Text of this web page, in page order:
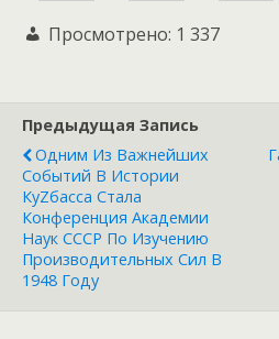
Просмотрено: 1 337
Предыдущая Запись
Одним Из Важнейших
Событий В Истории
КуZбасса Стала
Конференция Академии
Наук СССР По Изучению
Производительных Сил В
1948 Году